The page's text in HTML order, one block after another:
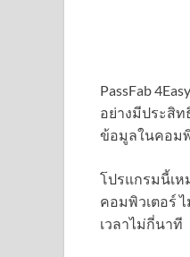
PassFab
อย่างมีประสิ
ข้อมูลในคอมพิ
โปรแกรมนี้เ
คอมพิวเตอร์
เวลาไม่กี่นาที